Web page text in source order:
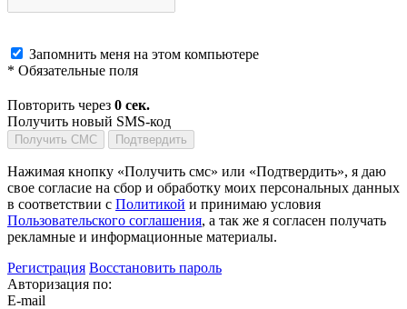
Запомнить меня на этом компьютере
* Обязательные поля
Повторить через 0 сек.
Получить новый SMS-код
Получить СМС Подтвердить
Нажимая кнопку «Получить смс» или «Подтвердить», я даю
свое согласие на сбор и обработку моих персональных данных
в соответствии с Политикой и принимаю условия
Пользовательского соглашения, а так же я согласен получать
рекламные и информационные материалы.
Регистрация Восстановить пароль
Авторизация по:
E-mail